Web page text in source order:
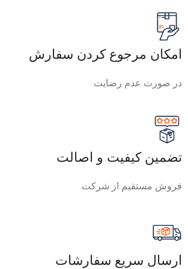
امکان مرجوع کردن سفارش
در صورت عدم رضایت
تضمین کیفیت و اصالت
فروش مستقیم از شرکت
ارسال سریع سفارشات